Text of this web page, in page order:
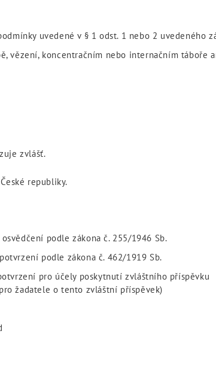
uvedené v § 1 odst. 1 nebo 2 uvedeného
vězení, koncentračním nebo internačním táboře
zvlášť.
republiky.
podle zákona č. 255/1946 Sb.
podle zákona č. 462/1919 Sb.
pro účely poskytnutí zvláštního příspěvku
žadatele o tento zvláštní příspěvek)